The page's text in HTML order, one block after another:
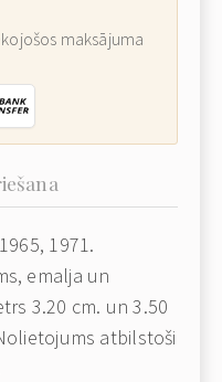
maksājuma
1971.
emalja un
3.20 cm. un 3.50
atbilstoši